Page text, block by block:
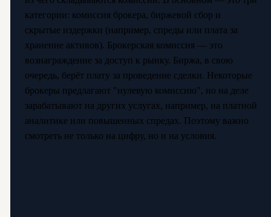
категории: комиссия брокера, биржевой сбор и
скрытые издержки (например, спреды или плата за
хранение активов). Брокерская комиссия — это
вознаграждение за доступ к рынку. Биржа, в свою
очередь, берёт плату за проведение сделки. Некоторые
брокеры предлагают "нулевую комиссию", но на деле
зарабатывают на других услугах, например, на платной
аналитике или повышенных спредах. Поэтому важно
смотреть не только на цифру, но и на условия.